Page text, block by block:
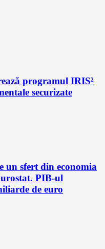
programul IRIS²
securizate
un sfert din economia
PIB-ul
de euro